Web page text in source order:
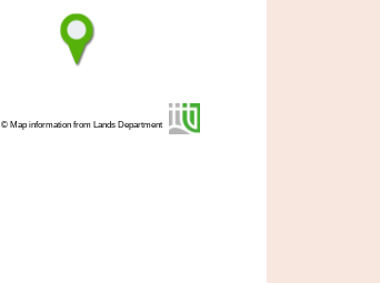
© Map information from Lands Department